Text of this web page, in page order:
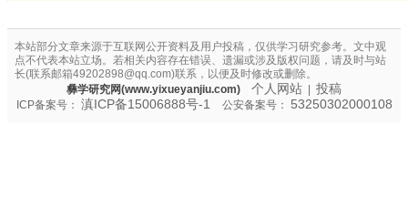
本站部分文章来源于互联网公开资料及用户投稿，仅供学习研究参考。文中观
点不代表本站立场。若相关内容存在错误、遗漏或涉及版权问题，请及时与站
长(联系邮箱49202898@qq.com)联系，以便及时修改或删除。
彝学研究网(www.yixueyanjiu.com)
个人网站 投稿
ICP备案号： 滇ICP备15006888号-1 公安备案号： 53250302000108